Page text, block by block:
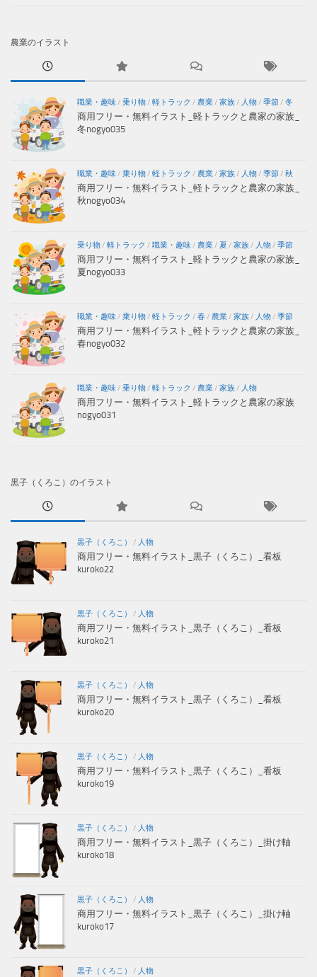
農業のイラスト
職業・趣味/ 乗り物/ 軽トラック / 農業/ 家族/ 人物/ 季節/ 冬
商用フリー・無料イラスト_軽トラックと農家の家族_
冬nogyo035
職業・趣味/ 乗り物/ 軽トラック / 農業/ 家族/ 人物/ 季節/ 秋
商用フリー・無料イラスト_軽トラックと農家の家族_
秋nogyo034
乗り物/ 軽トラック / 職業・趣味/ 農業/ 夏 / 家族/ 人物/ 季節
商用フリー・無料イラスト_軽トラックと農家の家族_
夏nogyo033
職業・趣味/ 乗り物/ 軽トラック / 春/ 農業/ 家族/ 人物/ 季節
商用フリー・無料イラスト_軽トラックと農家の家族_
春nogyo032
職業・趣味/ 乗り物/ 軽トラック / 農業/ 家族/ 人物
商用フリー・無料イラスト_軽トラックと農家の家族
nogyo031
黒子（くろこ）のイラスト
黒子（くろこ） / 人物
商用フリー・無料イラスト_黒子（くろこ）_看板
kuroko22
黒子（くろこ） / 人物
商用フリー・無料イラスト_黒子（くろこ）_看板
kuroko21
黒子（くろこ） / 人物
商用フリー・無料イラスト_黒子（くろこ）_看板
kuroko20
黒子（くろこ） / 人物
商用フリー・無料イラスト_黒子（くろこ）_看板
kuroko19
黒子（くろこ） / 人物
商用フリー・無料イラスト_黒子（くろこ）_掛け軸
kuroko18
黒子（くろこ） / 人物
商用フリー・無料イラスト_黒子（くろこ）_掛け軸
kuroko17
黒子（くろこ） / 人物